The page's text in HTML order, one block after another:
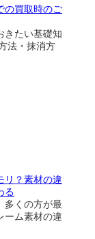
の買取時のご
きたい基礎知
法・抹消方
リ？素材の違
る
多くの方が最
ーム素材の違